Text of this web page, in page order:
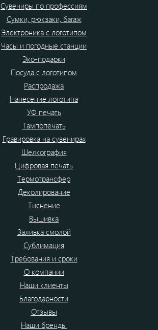
Сувениры по профессиям
Сумки, рюкзаки, багаж
Электроника с логотипом
Часы и погодные станции
Эко-подарки
Посуда с логотипом
Распродажа
Нанесение логотипа
УФ печать
Тампопечать
Гравировка на сувенирах
Шелкография
Цифровая печать
Термотрансфер
Деколирование
Тиснение
Вышивка
Заливка смолой
Сублимация
Требования и сроки
О компании
Наши клиенты
Благодарности
Отзывы
Наши бренды